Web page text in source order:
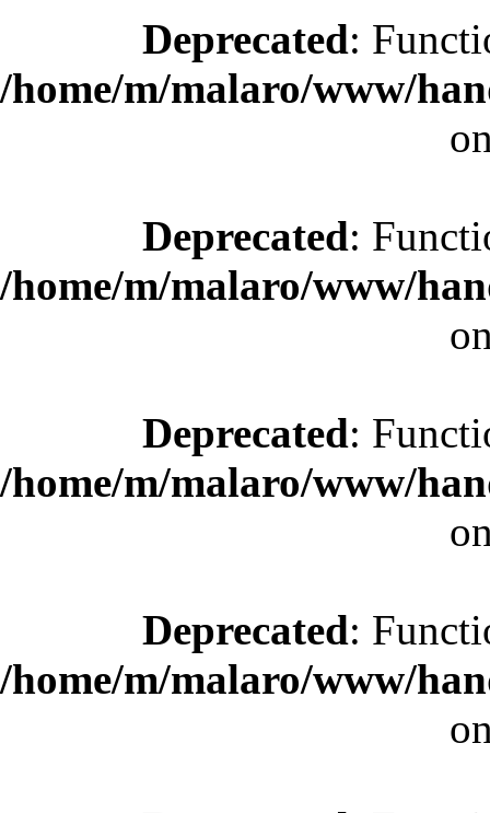
Deprecated:
/home/m/malaro/www/
Deprecated:
/home/m/malaro/www/
Deprecated:
/home/m/malaro/www/
Deprecated:
/home/m/malaro/www/